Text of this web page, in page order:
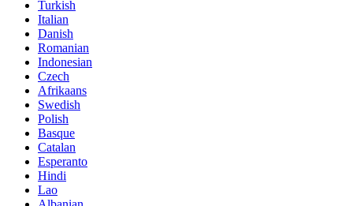
Turkish
Italian
Danish
Romanian
Indonesian
Czech
Afrikaans
Swedish
Polish
Basque
Catalan
Esperanto
Hindi
Lao